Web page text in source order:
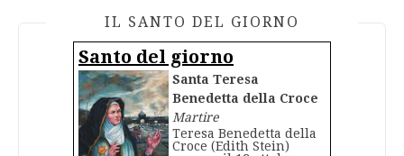
IL SANTO DEL GIORNO
Santo del giorno
Santa Teresa
Benedetta della Croce
Martire
Teresa Benedetta della
Croce (Edith Stein)